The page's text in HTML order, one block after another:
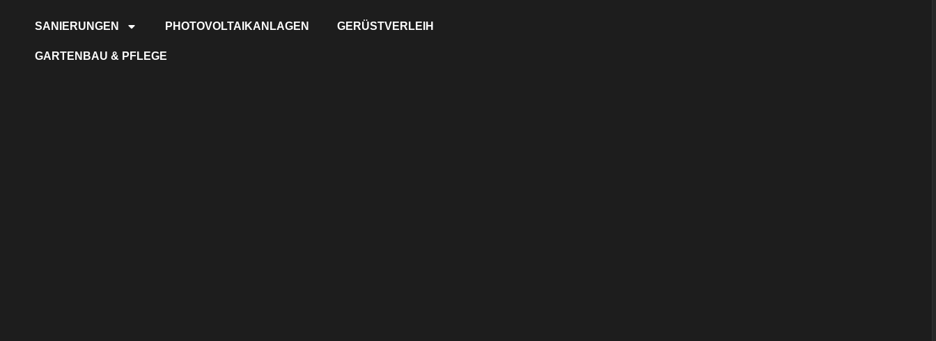
SANIERUNGEN PHOTOVOLTAIKANLAGEN GERÜSTVERLEIH
GARTENBAU & PFLEGE